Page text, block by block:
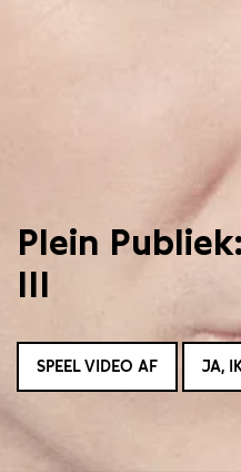
Plein
III
SPEEL VIDEO AF JA,